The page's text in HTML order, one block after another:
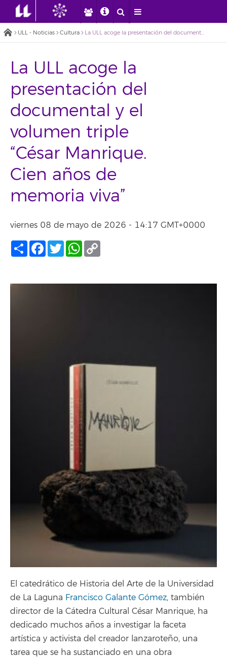
ULL - Noticias Cultura La ULL acoge la presentación del documental y el volumen triple “César Manrique. Cien años de memoria viva”
La ULL acoge la
presentación del
documental y el
volumen triple
“César Manrique.
Cien años de
memoria viva”
viernes 08 de mayo de 2026 - 14:17 GMT+0000
Compartir
Facebook
TwitterWhatsApp
El catedrático de Historia del Arte de la Universidad
de La Laguna Francisco Galante Gómez, también
director de la Cátedra Cultural César Manrique, ha
dedicado muchos años a investigar la faceta
artística y activista del creador lanzaroteño, una
tarea que se ha sustanciado en una obra